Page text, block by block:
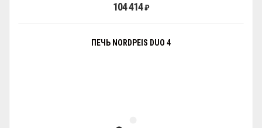
104 414₽
ПЕЧЬ NORDPEIS DUO 4